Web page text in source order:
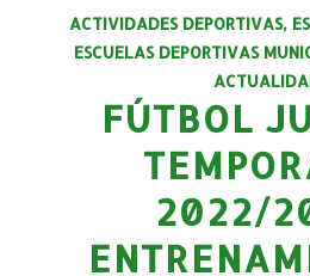
ACTIVIDADES DEPORTIVAS,
ESCUELAS DEPORTIVAS
FÚTBOL
2022/